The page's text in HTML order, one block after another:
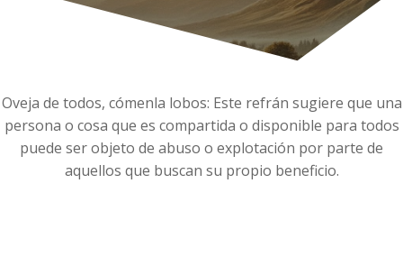
Oveja de todos, cómenla lobos: Este refrán sugiere que una
persona o cosa que es compartida o disponible para todos
puede ser objeto de abuso o explotación por parte de
aquellos que buscan su propio beneficio.